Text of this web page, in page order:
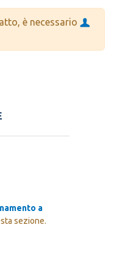
è necessario
a
sezione.